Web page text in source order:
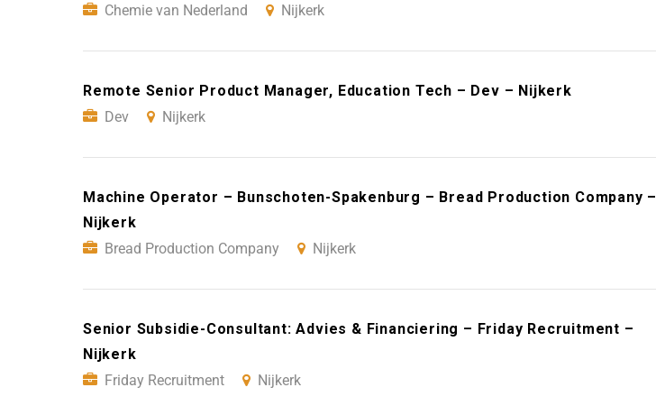
Chemie van Nederland
Nijkerk
Remote Senior Product Manager, Education Tech – Dev – Nijkerk
Dev
Nijkerk
Machine Operator – Bunschoten-Spakenburg – Bread Production Company –
Nijkerk
Bread Production Company
Nijkerk
Senior Subsidie-Consultant: Advies & Financiering – Friday Recruitment –
Nijkerk
Friday Recruitment
Nijkerk